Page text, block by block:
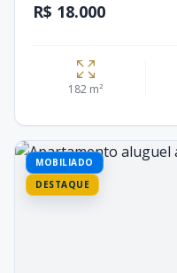
R$ 18.000
182 m²
MOBILIADO
DESTAQUE